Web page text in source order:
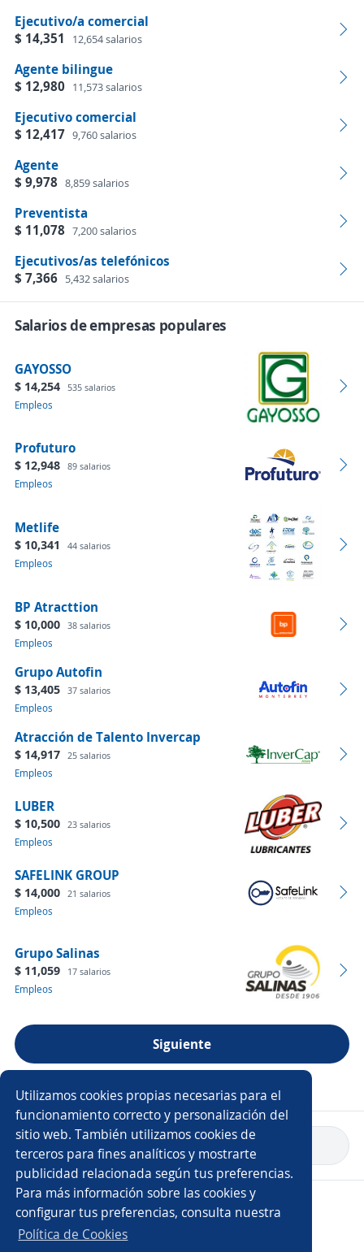
Utilizamos cookies propias necesarias para el
funcionamiento correcto y personalización del
sitio web. También utilizamos cookies de
terceros para fines analíticos y mostrarte
publicidad relacionada según tus preferencias.
Para más información sobre las cookies y
configurar tus preferencias, consulta nuestra
Política de Cookies
Ejecutivo/a comercial
$ 14,351
12,654 salarios
Agente bilingue
$ 12,980 11,573 salarios
Ejecutivo comercial
$ 12,417 9,760 salarios
Agente
$ 9,978 8,859 salarios
Preventista
$ 11,078 7,200 salarios
Ejecutivos/as telefónicos
$ 7,366 5,432 salarios
Salarios de empresas populares
GAYOSSO
$ 14,254 535 salarios
Empleos
Profuturo
$ 12,948 89 salarios
Empleos
Metlife
$ 10,341 44 salarios
Empleos
BP Atracttion
$ 10,000 38 salarios
Empleos
Grupo Autofin
$ 13,405 37 salarios
Empleos
Atracción de Talento Invercap
$ 14,917 25 salarios
Empleos
LUBER
$ 10,500 23 salarios
Empleos
SAFELINK GROUP
$ 14,000 21 salarios
Empleos
Grupo Salinas
$ 11,059 17 salarios
Empleos
Siguiente
Ver más empresas
Volver a inicio
Copyright 2014 - 2026 DGNET LTD.
Aviso legal / Privacidad